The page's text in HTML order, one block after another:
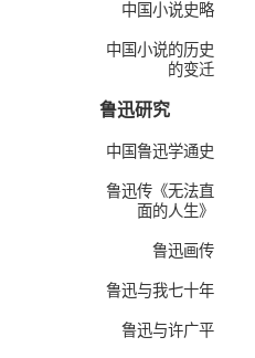
中国小说史略
中国小说的历史
的变迁
鲁迅研究
中国鲁迅学通史
鲁迅传《无法直
面的人生》
鲁迅画传
鲁迅与我七十年
鲁迅与许广平